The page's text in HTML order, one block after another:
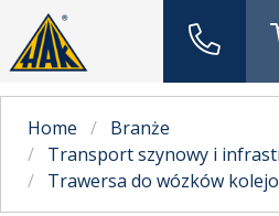
Home
Branże
Transport szynowy i
Trawersa do wózków